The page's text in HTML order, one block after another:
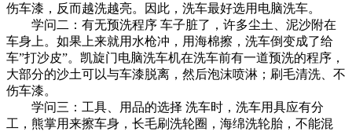
伤车漆，反而越洗越亮。因此，洗车最好选用电脑洗车。
学问二：有无预洗程序 车子脏了，许多尘土、泥沙附在
车身上。如果上来就用水枪冲，用海棉擦，洗车倒变成了给
车”打沙皮”。凯旋门电脑洗车机在洗车前有一道预洗的程序，
大部分的沙土可以与车漆脱离，然后泡沫喷淋；刷毛清洗、不
伤车漆。
学问三：工具、用品的选择 洗车时，洗车用具应有分
工，熊掌用来擦车身，长毛刷洗轮圈，海绵洗轮胎，不能混